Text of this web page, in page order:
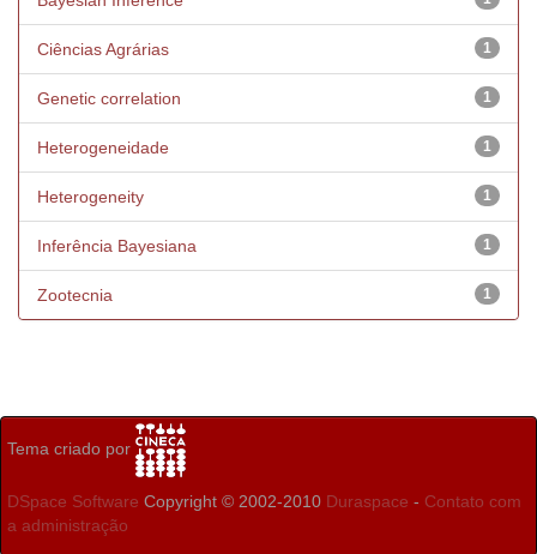
1
Ciências Agrárias
1
Genetic correlation
1
Heterogeneidade
1
Heterogeneity
1
Inferência Bayesiana
1
Zootecnia
Tema criado por
DSpace Software Copyright © 2002-2010 Duraspace - Contato com
a administração